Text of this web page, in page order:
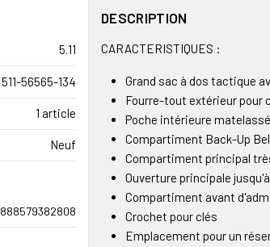
5.11
511-56565-134
1 article
Neuf
888579382808
DESCRIPTION
CARACTERISTIQUES :
Grand sac à dos tactique
Fourre-tout extérieur pour
Poche intérieure
Compartiment Back-Up
Compartiment principal
Ouverture principale jusqu'à
Compartiment avant
Crochet pour clés
Emplacement pour un